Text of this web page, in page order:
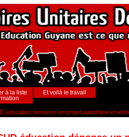
à la liste
Et voilà le travail
éducation dénonce un projet autoritaire et